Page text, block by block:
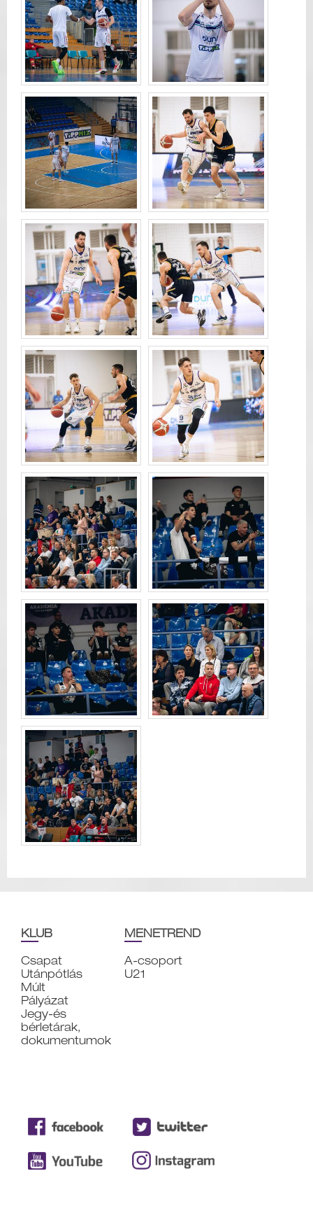
KLUB
Csapat
Utánpótlás
Múlt
Pályázat
Jegy-és
bérletárak,
dokumentumok
MENETREND
A-csoport
U21